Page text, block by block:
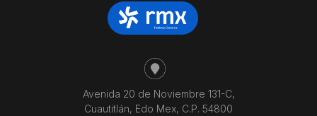
Avenida 20 de Noviembre 131-C,
Cuautitlán, Edo Mex, C.P. 54800